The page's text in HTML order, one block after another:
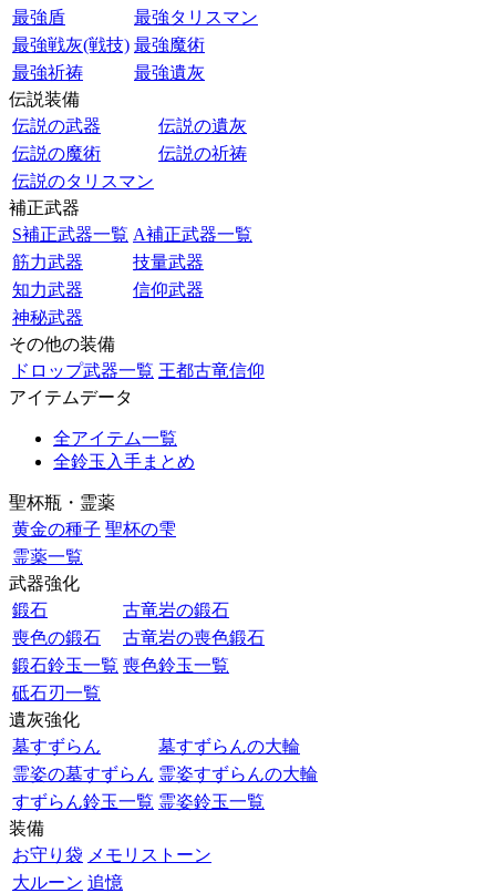
最強盾
最強タリスマン
最強戦灰(戦技) 最強魔術
最強祈祷
最強遺灰
伝説装備
伝説の武器
伝説の遺灰
伝説の魔術
伝説の祈祷
伝説のタリスマン
補正武器
S補正武器一覧 A補正武器一覧
筋力武器
技量武器
知力武器
信仰武器
神秘武器
その他の装備
ドロップ武器一覧 王都古竜信仰
アイテムデータ
全アイテム一覧
全鈴玉入手まとめ
聖杯瓶・霊薬
黄金の種子 聖杯の雫
霊薬一覧
武器強化
鍛石
古竜岩の鍛石
喪色の鍛石
古竜岩の喪色鍛石
鍛石鈴玉一覧 喪色鈴玉一覧
砥石刃一覧
遺灰強化
墓すずらん
墓すずらんの大輪
霊姿の墓すずらん 霊姿すずらんの大輪
すずらん鈴玉一覧 霊姿鈴玉一覧
装備
お守り袋 メモリストーン
大ルーン 追憶